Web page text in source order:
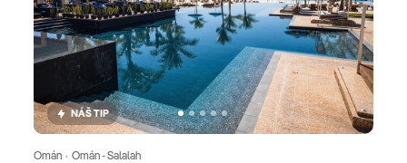
NÁŠ TIP
Omán · Omán - Salalah